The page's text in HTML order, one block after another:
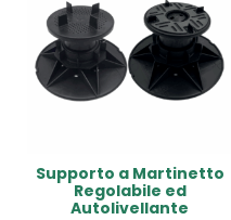
Supporto a Martinetto
Regolabile ed
Autolivellante